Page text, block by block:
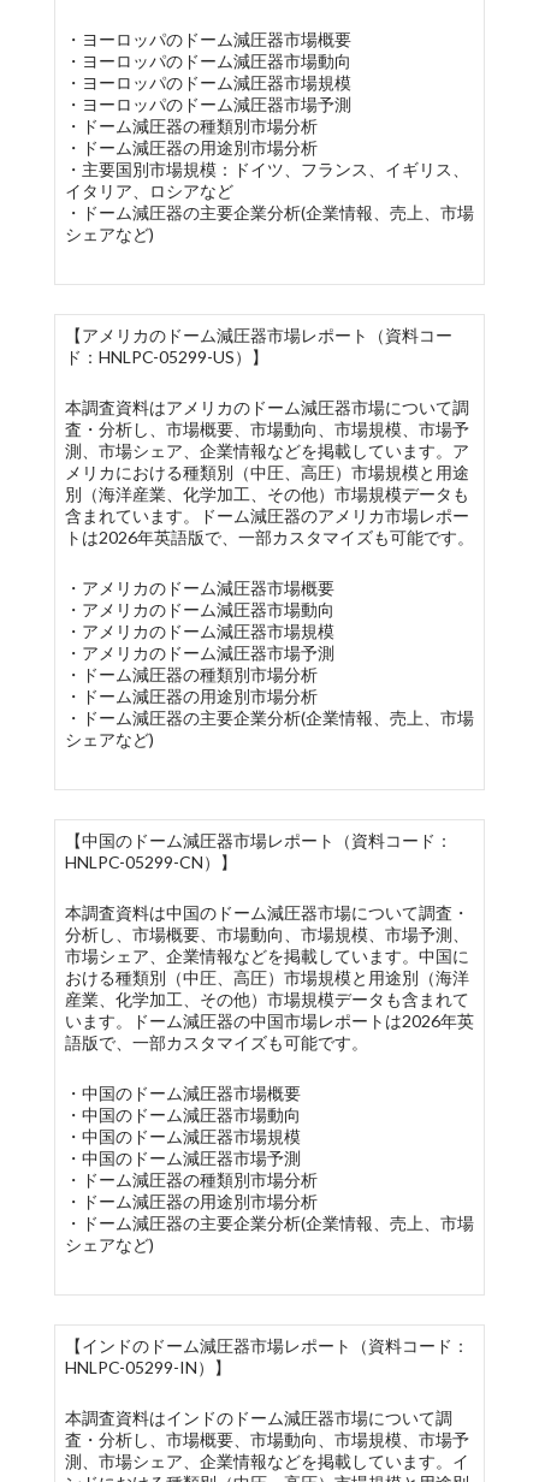
・ヨーロッパのドーム減圧器市場概要
・ヨーロッパのドーム減圧器市場動向
・ヨーロッパのドーム減圧器市場規模
・ヨーロッパのドーム減圧器市場予測
・ドーム減圧器の種類別市場分析
・ドーム減圧器の用途別市場分析
・主要国別市場規模：ドイツ、フランス、イギリス、
イタリア、ロシアなど
・ドーム減圧器の主要企業分析(企業情報、売上、市場
シェアなど)
【アメリカのドーム減圧器市場レポート（資料コー
ド：HNLPC-05299-US）】
本調査資料はアメリカのドーム減圧器市場について調
査・分析し、市場概要、市場動向、市場規模、市場予
測、市場シェア、企業情報などを掲載しています。ア
メリカにおける種類別（中圧、高圧）市場規模と用途
別（海洋産業、化学加工、その他）市場規模データも
含まれています。ドーム減圧器のアメリカ市場レポー
トは2026年英語版で、一部カスタマイズも可能です。
・アメリカのドーム減圧器市場概要
・アメリカのドーム減圧器市場動向
・アメリカのドーム減圧器市場規模
・アメリカのドーム減圧器市場予測
・ドーム減圧器の種類別市場分析
・ドーム減圧器の用途別市場分析
・ドーム減圧器の主要企業分析(企業情報、売上、市場
シェアなど)
【中国のドーム減圧器市場レポート（資料コード：
HNLPC-05299-CN）】
本調査資料は中国のドーム減圧器市場について調査・
分析し、市場概要、市場動向、市場規模、市場予測、
市場シェア、企業情報などを掲載しています。中国に
おける種類別（中圧、高圧）市場規模と用途別（海洋
産業、化学加工、その他）市場規模データも含まれて
います。ドーム減圧器の中国市場レポートは2026年英
語版で、一部カスタマイズも可能です。
・中国のドーム減圧器市場概要
・中国のドーム減圧器市場動向
・中国のドーム減圧器市場規模
・中国のドーム減圧器市場予測
・ドーム減圧器の種類別市場分析
・ドーム減圧器の用途別市場分析
・ドーム減圧器の主要企業分析(企業情報、売上、市場
シェアなど)
【インドのドーム減圧器市場レポート（資料コード：
HNLPC-05299-IN）】
本調査資料はインドのドーム減圧器市場について調
査・分析し、市場概要、市場動向、市場規模、市場予
測、市場シェア、企業情報などを掲載しています。イ